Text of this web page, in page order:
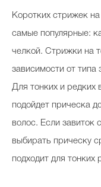
Коротких стрижек
самые популярные:
челкой. Стрижки на
зависимости от типа
Для тонких и редких
подойдет прическа
волос. Если завиток
выбирать прическу
подходит для тонких